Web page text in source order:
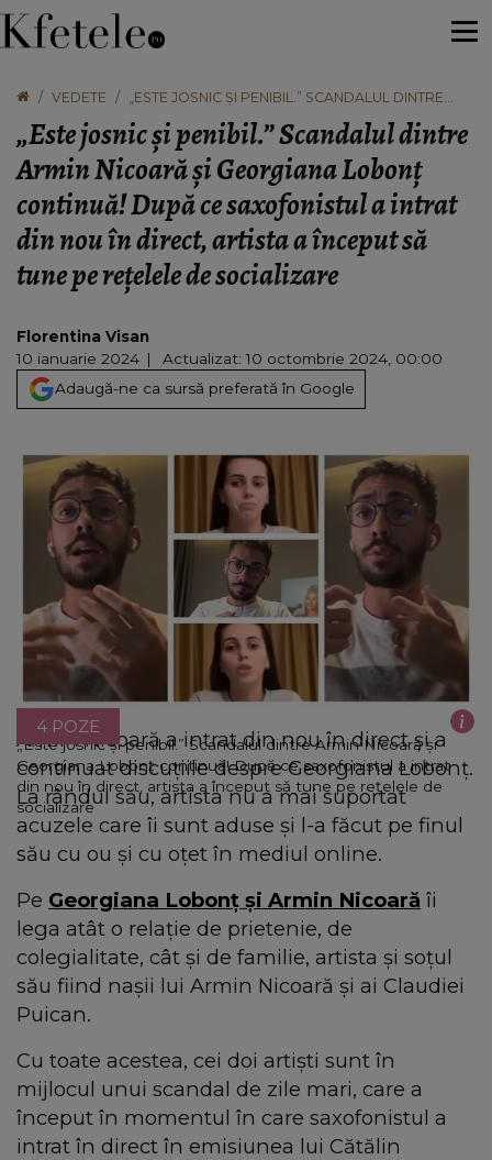
VEDETE
„ESTE JOSNIC ȘI PENIBIL.” SCANDALUL DINTRE
CONTINUĂ! DUPĂ CE SAXOFONISTUL A INTRAT DIN
NOU ÎN DIRECT, ARTISTA A ÎNCEPUT SĂ TUNE PE
REȚELELE DE SOCIALIZARE
„Este josnic și penibil.” Scandalul dintre
Armin Nicoară și Georgiana Lobonț
continuă! După ce saxofonistul a intrat
din nou în direct, artista a început să
tune pe rețelele de socializare
Florentina Visan
10 ianuarie 2024
Actualizat: 10 octombrie 2024, 00:00
Adaugă-ne ca sursă preferată în Google
„Este josnic și penibil.” Scandalul dintre Armin Nicoară și
Georgiana Lobonț continuă! După ce saxofonistul a intrat
din nou în direct, artista a început să tune pe rețelele de
socializare
4 POZE
Armin Nicoară a intrat din nou în direct și a
continuat discuțiile despre Georgiana Lobonț.
La rândul său, artista nu a mai suportat
acuzele care îi sunt aduse și l-a făcut pe finul
său cu ou și cu oțet în mediul online.
Pe Georgiana Lobonț și Armin Nicoară îi
lega atât o relație de prietenie, de
colegialitate, cât și de familie, artista și soțul
său fiind nașii lui Armin Nicoară și ai Claudiei
Puican.
Cu toate acestea, cei doi artiști sunt în
mijlocul unui scandal de zile mari, care a
început în momentul în care saxofonistul a
intrat în direct în emisiunea lui Cătălin